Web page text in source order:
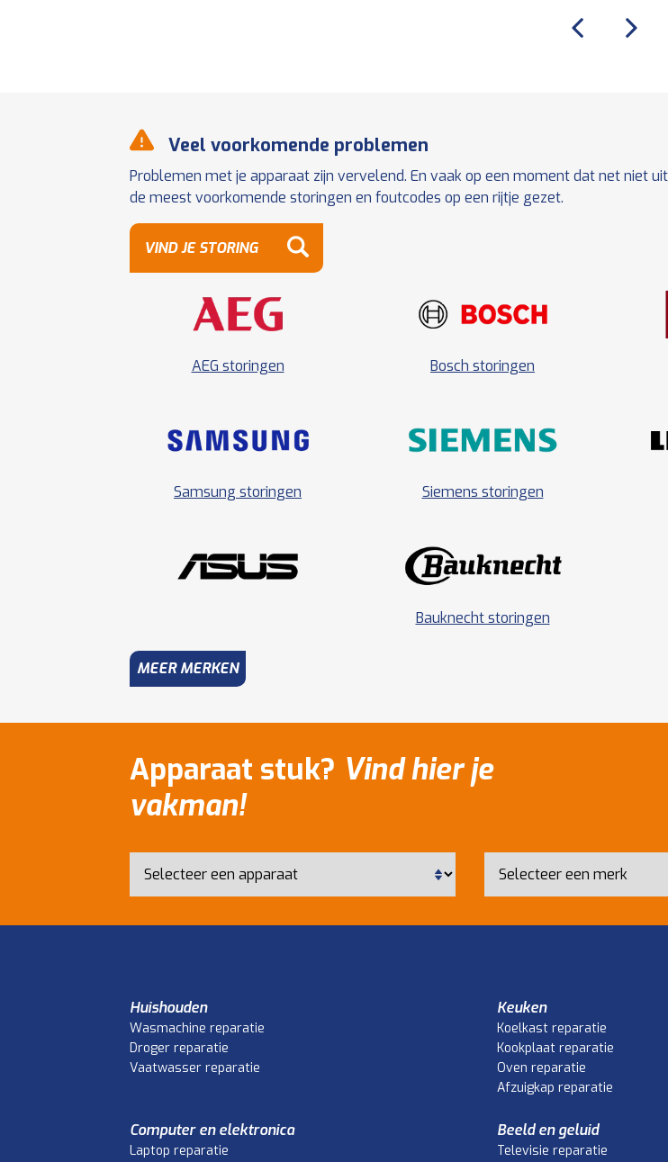
Veel voorkomende problemen
Problemen met je apparaat zijn vervelend. En vaak op een moment dat net niet
de meest voorkomende storingen en foutcodes op een rijtje gezet.
VIND JE STORING
AEG storingen Bosch storingen
Samsung storingen Siemens storingen
Bauknecht storingen
MEER MERKEN
Apparaat stuk? Vind hier je
vakman!
Huishouden
Wasmachine reparatie
Droger reparatie
Vaatwasser reparatie
Keuken
Koelkast reparatie
Kookplaat reparatie
Oven reparatie
Afzuigkap reparatie
Computer en elektronica
Laptop reparatie
Beeld en geluid
Televisie reparatie